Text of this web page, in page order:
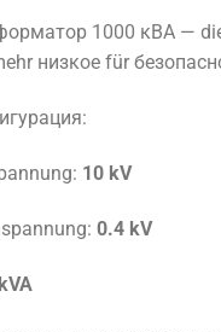
1000 кВА —
низкое für
10 kV
0.4 kV
kVA